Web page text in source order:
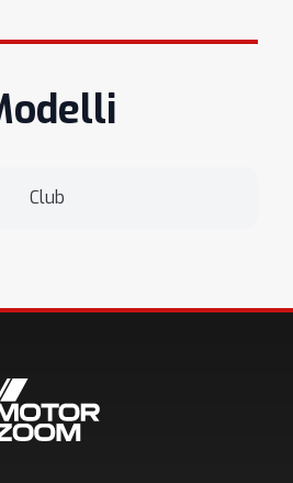
Club